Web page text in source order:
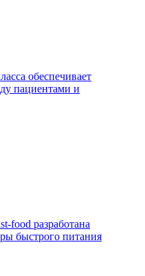
обеспечивает
пациентами и
food разработана
быстрого питания